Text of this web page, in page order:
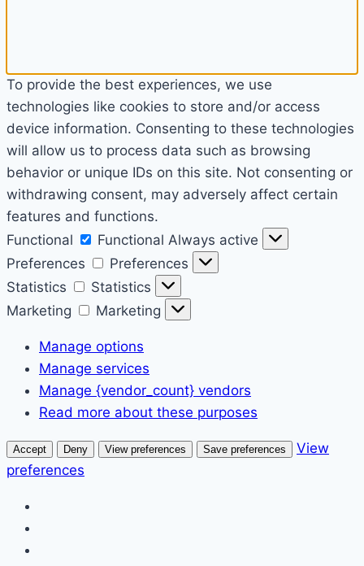
To provide the best experiences, we use
technologies like cookies to store and/or access
device information. Consenting to these technologies
will allow us to process data such as browsing
behavior or unique IDs on this site. Not consenting or
withdrawing consent, may adversely affect certain
features and functions.
Functional
Functional Always active
Preferences
Preferences
Statistics
Statistics
Marketing
Marketing
Manage options
Manage services
Manage {vendor_count} vendors
Read more about these purposes
Accept Deny View preferences Save preferences
View
preferences